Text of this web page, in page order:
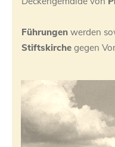
Führungen werden
Stiftskirche gegen